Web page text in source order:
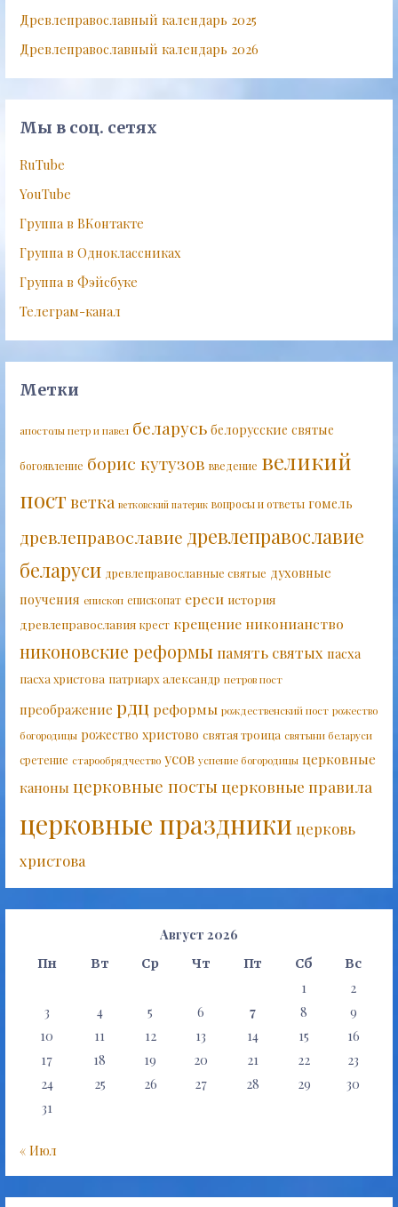
Древлеправославный календарь 2025
Древлеправославный календарь 2026
Мы в соц. сетях
RuTube
YouTube
Группа в ВКонтакте
Группа в Одноклассниках
Группа в Фэйсбуке
Телеграм-канал
Метки
апостолы петр и павел беларусь белорусские святые
богоявление борис кутузов введение великий
постветка ветковский патерик вопросы и ответы гомель
древлеправославие древлеправославие
беларуси древлеправославные святые духовные
поучения епископ епископат ереси история
древлеправославия крест крещение никонианство
никоновские реформыпамять святых пасха
пасха христова патриарх александр петров пост
преображение рдц реформы рождественский пост рожество
богородицы рожество христово святая троица святыни беларуси
сретение старообрядчество усов успение богородицы церковные
каноны церковные посты церковные правила
церковные праздникицерковь
христова
Август 2026
Пн Вт Ср Чт Пт Сб Вс
1
2
3
4 5 6 7 8
9
10
11 12 13 14 15
16
17
18 19 20 21 22
23
24
25 26 27 28 29
30
31
« Июл